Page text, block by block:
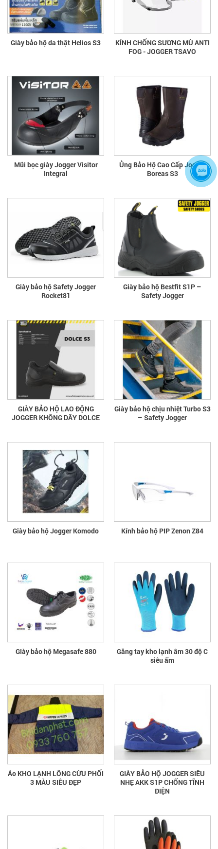
Giày bảo hộ da thật Helios S3
KÍNH CHỐNG SƯƠNG MÙ ANTI
FOG - JOGGER TSAVO
Mũi bọc giày Jogger Visitor
Integral
Ủng Bảo Hộ Cao Cấp Jogger
Boreas S3
Giày bảo hộ Safety Jogger
Rocket81
Giày bảo hộ Bestfit S1P –
Safety Jogger
GIÀY BẢO HỘ LAO ĐỘNG
JOGGER KHÔNG DÂY DOLCE
Giày bảo hộ chịu nhiệt Turbo S3
– Safety Jogger
Giày bảo hộ Jogger Komodo Kính bảo hộ PIP Zenon Z84
GIày bảo hộ Megasafe 880
Găng tay kho lạnh âm 30 độ C
siêu ấm
Áo KHO LẠNH LÔNG CỪU PHỐI
3 MÀU SIÊU ĐẸP
GIÀY BẢO HỘ JOGGER SIÊU
NHẸ AKK S1P CHỐNG TĨNH
ĐIỆN